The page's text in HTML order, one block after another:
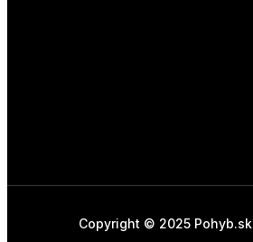
Copyright © 2025 Pohyb.sk